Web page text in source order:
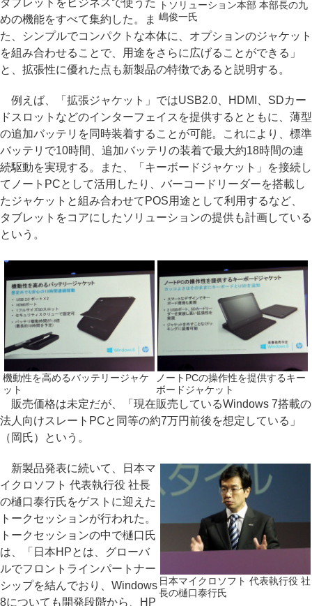
トソリューション本部 本部長の九
嶋俊一氏
タブレットをビジネスで使うた
めの機能をすべて集約した。ま
た、シンプルでコンパクトな本体に、オプションのジャケット
を組み合わせることで、用途をさらに広げることができる」
と、拡張性に優れた点も新製品の特徴であると説明する。
例えば、「拡張ジャケット」ではUSB2.0、HDMI、SDカー
ドスロットなどのインターフェイスを提供するとともに、薄型
の追加バッテリを同時装着することが可能。これにより、標準
バッテリで10時間、追加バッテリの装着で最大約18時間の連
続駆動を実現する。また、「キーボードジャケット」を接続し
てノートPCとして活用したり、バーコードリーダーを搭載し
たジャケットと組み合わせてPOS用途として利用するなど、
タブレットをコアにしたソリューションの提供も計画している
という。
機動性を高めるバッテリージャケ
ット
ノートPCの操作性を提供するキー
ボードジャケット
販売価格は未定だが、「現在販売しているWindows 7搭載の
法人向けスレートPCと同等の約7万円前後を想定している」
（岡氏）という。
日本マイクロソフト 代表執行役 社
長の樋口泰行氏
新製品発表に続いて、日本マ
イクロソフト 代表執行役 社長
の樋口泰行氏をゲストに迎えた
トークセッションが行われた。
トークセッションの中で樋口氏
は、「日本HPとは、グローバ
ルでフロントラインパートナー
シップを結んでおり、Windows
8についても開発段階から、HP